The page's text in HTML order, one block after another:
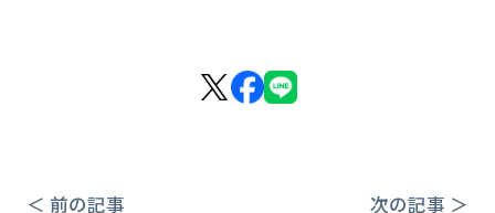
＜ 前の記事 次の記事 ＞